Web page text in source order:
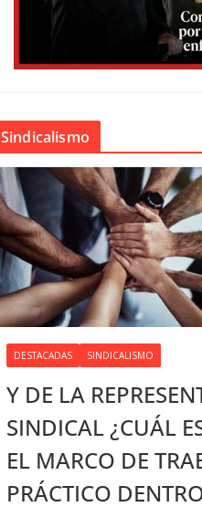
Sindicalismo
DESTACADAS SINDICALISMO
Y DE LA
SINDICAL ¿CUÁL
EL MARCO DE
PRÁCTICO